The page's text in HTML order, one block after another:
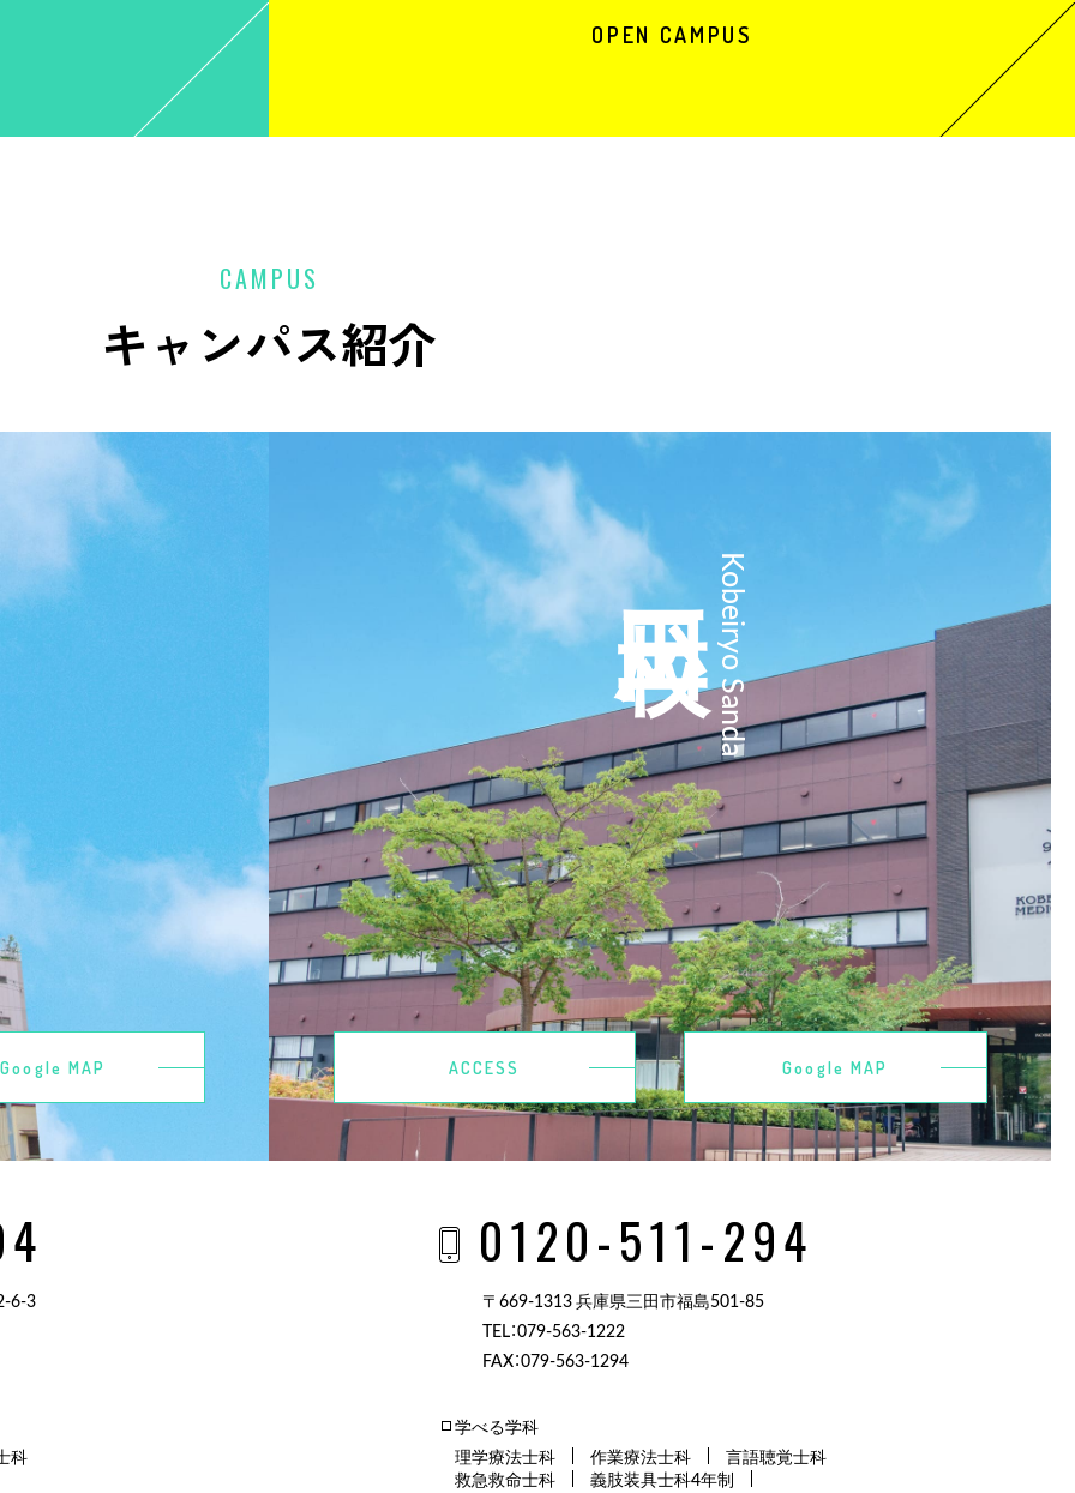
OPEN CAMPUS
CAMPUS
キャンパス紹介
Google MAP
6-3
科
Kobeiryo Sanda
ACCESS Google MAP
0120-511-294
〒669-1313 兵庫県三田市福島501-85
TEL：079-563-1222
FAX：079-563-1294
学べる学科
理学療法士科
作業療法士科
言語聴覚士科
救急救命士科
義肢装具士科4年制